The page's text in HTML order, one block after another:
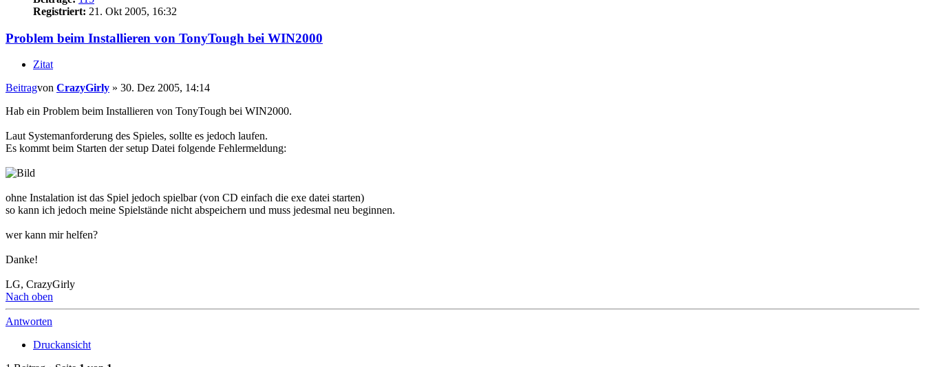
Registriert: 21. Okt 2005, 16:32
Problem beim Installieren von TonyTough bei WIN2000
Zitat
Beitragvon CrazyGirly » 30. Dez 2005, 14:14
Hab ein Problem beim Installieren von TonyTough bei WIN2000.
Laut Systemanforderung des Spieles, sollte es jedoch laufen.
Es kommt beim Starten der setup Datei folgende Fehlermeldung:
ohne Instalation ist das Spiel jedoch spielbar (von CD einfach die exe datei starten)
so kann ich jedoch meine Spielstände nicht abspeichern und muss jedesmal neu beginnen.
wer kann mir helfen?
Danke!
LG, CrazyGirly
Nach oben
Antworten
Druckansicht